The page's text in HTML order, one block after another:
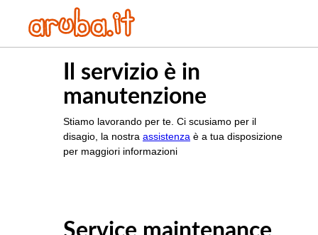
Il servizio è in
manutenzione
Stiamo lavorando per te. Ci scusiamo per il
disagio, la nostra assistenza è a tua disposizione
per maggiori informazioni